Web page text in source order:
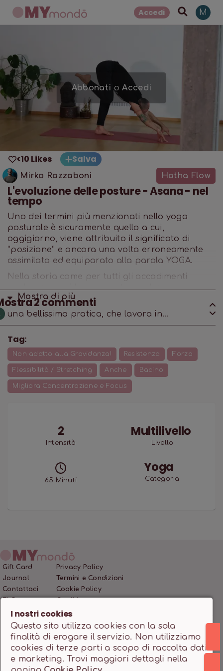
Accedi M
Abbonati oAccedi
<10 Likes Salva
Mirko Razzaboni Hatha Flow
L'evoluzione delle posture - Asana - nel
tempo
Uno dei termini più menzionati nello yoga
posturale è sicuramente quello a cui,
oggigiorno, viene attribuito il significato di
“posizione” e ancora una volta erroneamente
assimilato ed equiparato alla parola YOGA.
Nella storia come per tutti gli accadimenti
anche i termini hanno avuto o subito una
evoluzione data dall’incontro/scontro di culture
diverse e per scoprire quella del termine asana,
partiamo dai giorni nostri a quella che può
Mostra di più
2commenti
una bellissima pratica, che lavora in
profondità. Grazie.
Tag:
Non adatto alla Gravidanza! Resistenza Forza
Flessibilità / Stretching Anche Bacino
Migliora Concentrazione e Focus
2
Intensità
Multilivello
Livello
65 Minuti
Yoga
Categoria
Gift Card
Journal
Contattaci
Privacy Policy
Termini e Condizioni
Cookie Policy
MONDO SSD SRL • P.IVA 12466200966 • Capitale Sociale
10.000,00 €
Powered by milanowebdesignstudio.it
I nostri cookies
Questo sito utilizza cookies con la sola
finalità di erogare il servizio. Non utilizziamo
cookies di terze parti a scopo di raccolta dati
e marketing. Trovi maggiori dettagli nella